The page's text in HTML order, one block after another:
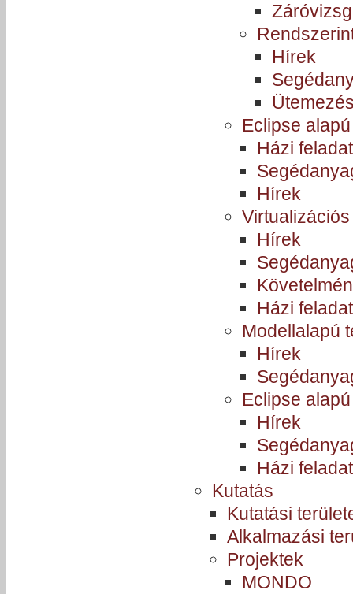
Hírek
Eclipse
Házi feladat
Hírek
Hírek
Házi
Modellalapú
Hírek
Eclipse
Hírek
Házi feladat
Kutatás
Kutatási
Alkalmazási
Projektek
MONDO